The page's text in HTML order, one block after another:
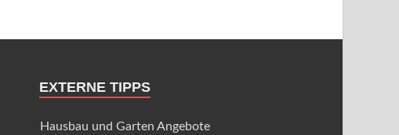
EXTERNE TIPPS
Hausbau und Garten Angebote